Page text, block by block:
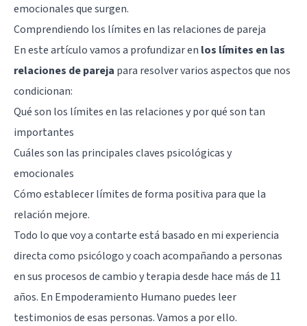
emocionales que surgen.
Comprendiendo los límites en las relaciones de pareja
En este artículo vamos a profundizar en los límites en las
relaciones de pareja para resolver varios aspectos que nos
condicionan:
Qué son los límites en las relaciones y por qué son tan
importantes
Cuáles son las principales claves psicológicas y
emocionales
Cómo establecer límites de forma positiva para que la
relación mejore.
Todo lo que voy a contarte está basado en mi experiencia
directa como psicólogo y coach acompañando a personas
en sus procesos de cambio y terapia desde hace más de 11
años. En Empoderamiento Humano puedes leer
testimonios de esas personas. Vamos a por ello.